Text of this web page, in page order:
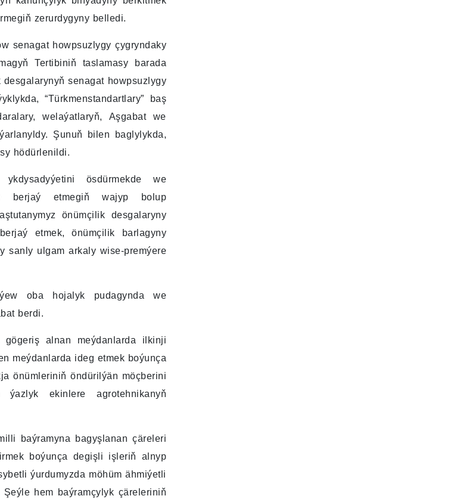
zerurdygyny belledi.
senagat howpsuzlygy çygryndaky
Tertibiniň taslamasy barada
senagat howpsuzlygy
“Türkmenstandartlary” baş
welaýatlaryň, Aşgabat we
Şunuň bilen baglylykda,
hödürlenildi.
ösdürmekde we
berjaý etmegiň wajyp bolup
önümçilik desgalaryny
etmek, önümçilik barlagyny
sanly ulgam arkaly wise-premýere
oba hojalyk pudagynda we
berdi.
alnan meýdanlarda ilkinji
meýdanlarda ideg etmek boýunça
önümleriniň öndürilýän möçberini
ýazlyk ekinlere agrotehnikanyň
baýramyna bagyşlanan çäreleri
boýunça degişli işleriň alnyp
ýurdumyzda möhüm ähmiýetli
hem baýramçylyk çäreleriniň